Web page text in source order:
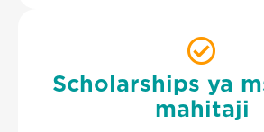
Scholarships ya
mahitaji